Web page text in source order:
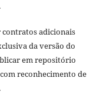
adicionais
da versão do
em repositório
reconhecimento de